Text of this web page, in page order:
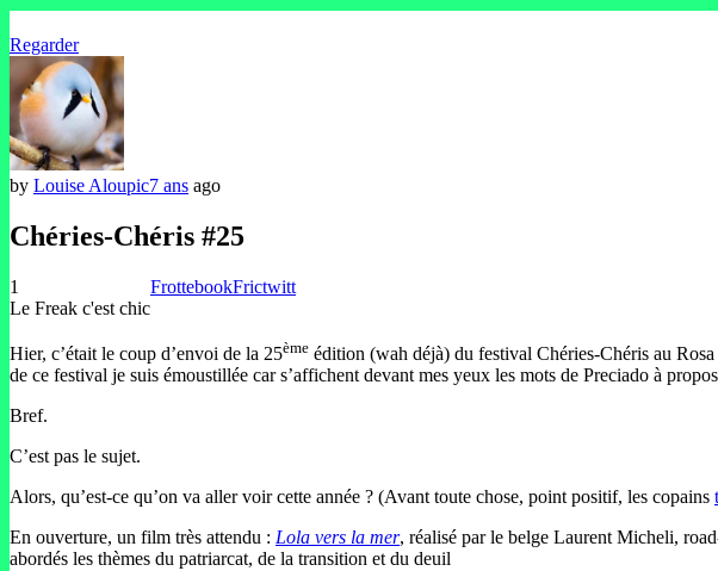
Regarder
by Louise Aloupic7 ans ago
Chéries-Chéris #25
1
Le Freak c'est chic
FrottebookFrictwitt
Hier, c’était le coup d’envoi de la 25ème édition (wah déjà) du festival Chéries-Chéris au
de ce festival je suis émoustillée car s’affichent devant mes yeux les mots de Preciado à
Bref.
C’est pas le sujet.
Alors, qu’est-ce qu’on va aller voir cette année ? (Avant toute chose, point positif, les copains
En ouverture, un film très attendu : Lola vers la mer, réalisé par le belge Laurent Micheli,
abordés les thèmes du patriarcat, de la transition et du deuil